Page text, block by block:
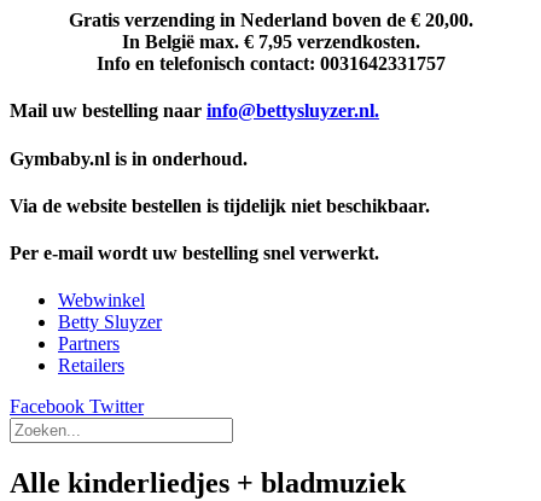
Gratis verzending in Nederland boven de € 20,00.
In België max. € 7,95 verzendkosten.
Info en telefonisch contact: 0031642331757
Mail uw bestelling naar info@bettysluyzer.nl.
Gymbaby.nl is in onderhoud.
Via de website bestellen is tijdelijk niet beschikbaar.
Per e-mail wordt uw bestelling snel verwerkt.
Webwinkel
Betty Sluyzer
Partners
Retailers
Facebook Twitter
Alle kinderliedjes + bladmuziek